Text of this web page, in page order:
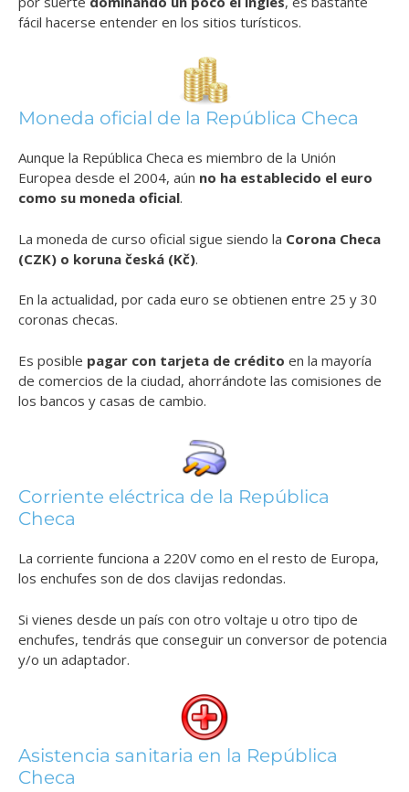
fácil hacerse entender en los sitios turísticos.
Moneda oficial de la República Checa
Aunque la República Checa es miembro de la Unión
Europea desde el 2004, aún no ha establecido el euro
como su moneda oficial.
La moneda de curso oficial sigue siendo la Corona Checa
(CZK) o koruna česká (Kč).
En la actualidad, por cada euro se obtienen entre 25 y 30
coronas checas.
Es posible pagar con tarjeta de crédito en la mayoría
de comercios de la ciudad, ahorrándote las comisiones de
los bancos y casas de cambio.
Corriente eléctrica de la República
Checa
La corriente funciona a 220V como en el resto de Europa,
los enchufes son de dos clavijas redondas.
Si vienes desde un país con otro voltaje u otro tipo de
enchufes, tendrás que conseguir un conversor de potencia
y/o un adaptador.
Asistencia sanitaria en la República
Checa